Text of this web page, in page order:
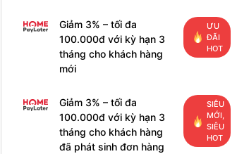
Giảm 3% – tối đa
100.000đ với kỳ hạn 3
tháng cho khách hàng
mới
ƯU
ĐÃI
HOT
Giảm 3% – tối đa
100.000đ với kỳ hạn 3
tháng cho khách hàng
đã phát sinh đơn hàng
SIÊU
MỚI,
SIÊU
HOT